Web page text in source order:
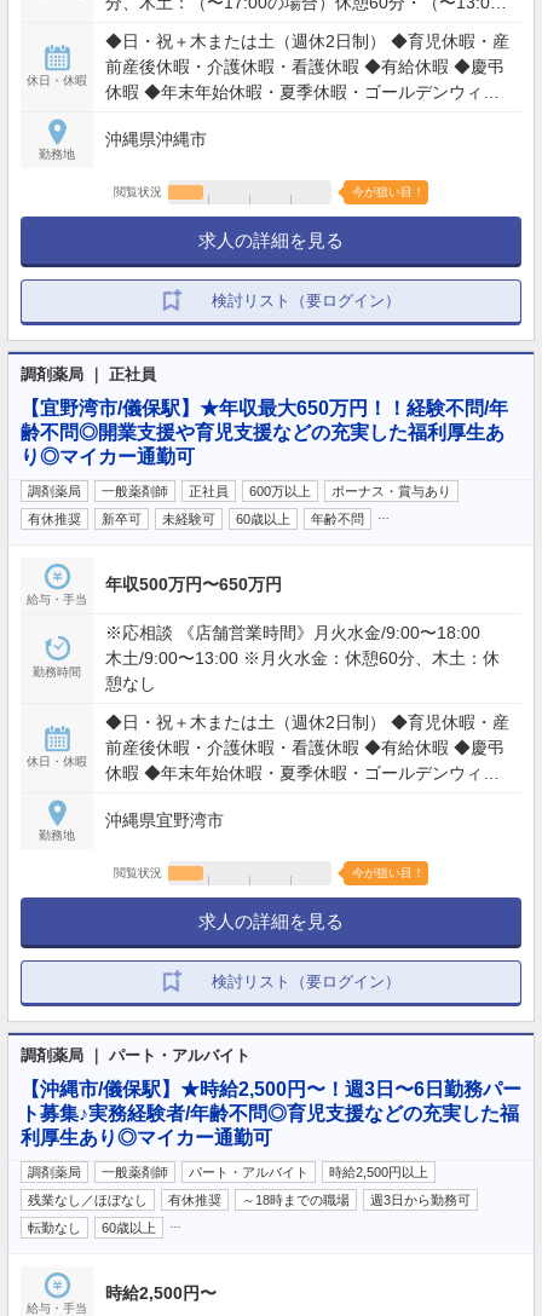
休日・休暇
◆日・祝＋木または土（週休2日制） ◆育児休暇・産
前産後休暇・介護休暇・看護休暇 ◆有給休暇 ◆慶弔
休暇 ◆年末年始休暇・夏季休暇・ゴールデンウィー
勤務地
沖縄県沖縄市
閲覧状況 今が狙い目！
求人の詳細を見る
検討リスト（要ログイン）
調剤薬局 ｜ 正社員
【宜野湾市/儀保駅】★年収最大650万円！！経験不問/年
齢不問◎開業支援や育児支援などの充実した福利厚生あ
り◎マイカー通勤可
調剤薬局 一般薬剤師 正社員 600万以上
ボーナス・賞与あり
有休推奨
新卒可 未経験可 60歳以上 年齢不問
給与・手当
年収500万円〜650万円
勤務時間
※応相談 《店舗営業時間》月火水金/9:00〜18:00
木土/9:00〜13:00 ※月火水金：休憩60分、木土：休
憩なし
休日・休暇
◆日・祝＋木または土（週休2日制） ◆育児休暇・産
前産後休暇・介護休暇・看護休暇 ◆有給休暇 ◆慶弔
休暇 ◆年末年始休暇・夏季休暇・ゴールデンウィー
勤務地
沖縄県宜野湾市
閲覧状況 今が狙い目！
求人の詳細を見る
検討リスト（要ログイン）
調剤薬局 ｜ パート・アルバイト
【沖縄市/儀保駅】★時給2,500円〜！週3日〜6日勤務パー
ト募集♪実務経験者/年齢不問◎育児支援などの充実した福
利厚生あり◎マイカー通勤可
調剤薬局 一般薬剤師 パート・アルバイト
時給2,500円以上
残業なし／ほぼなし
有休推奨 ～18時までの職場
週3日から勤務可
転勤なし
60歳以上
給与・手当
時給2,500円〜